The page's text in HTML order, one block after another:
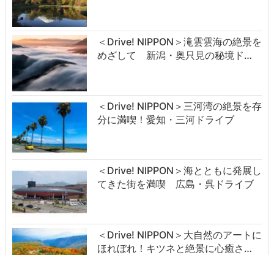
＜Drive! NIPPON＞滝雲雲海の絶景を
めざして 新潟・奥只見の秘境ド…
＜Drive! NIPPON＞三河湾の絶景を存
分に満喫！愛知・三河ドライブ
＜Drive! NIPPON＞海とともに発展し
てきた街を満喫 広島・呉ドライブ
＜Drive! NIPPON＞大自然のアートに
ほれぼれ！キツネと絶景に心癒さ…